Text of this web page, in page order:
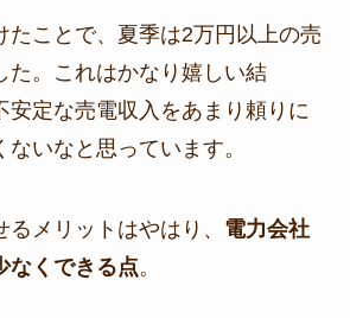
たことで、夏季は2万円以上の売
た。これはかなり嬉しい結
定な売電収入をあまり頼りに
ないなと思っています。
メリットはやはり、 電力会社
なくできる点。